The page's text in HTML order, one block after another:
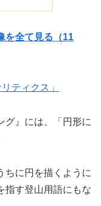
を全て見る（11
ティクス」
グ』には、「円形に
ちに円を描くように
指す登山用語にもな